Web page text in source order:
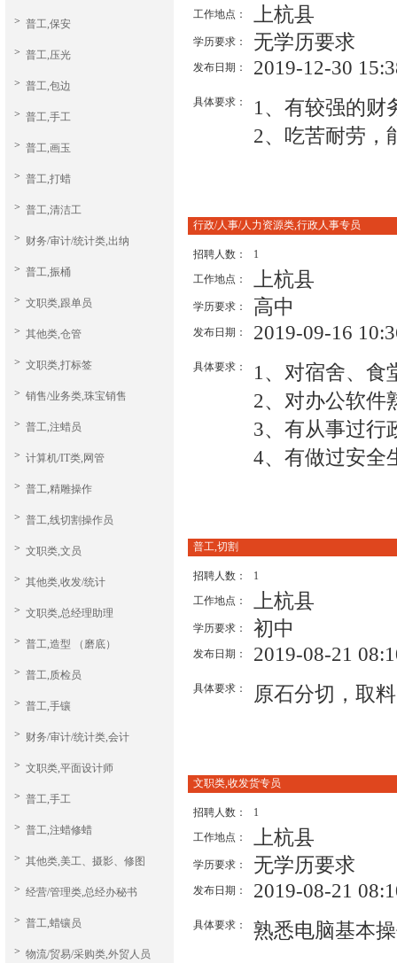
> 普工,保安
> 普工,压光
> 普工,包边
> 普工,手工
> 普工,画玉
> 普工,打蜡
> 普工,清洁工
> 财务/审计/统计类,出纳
> 普工,振桶
> 文职类,跟单员
> 其他类,仓管
> 文职类,打标签
> 销售/业务类,珠宝销售
> 普工,注蜡员
> 计算机/IT类,网管
> 普工,精雕操作
> 普工,线切割操作员
> 文职类,文员
> 其他类,收发/统计
> 文职类,总经理助理
> 普工,造型 （磨底）
> 普工,质检员
> 普工,手镶
> 财务/审计/统计类,会计
> 文职类,平面设计师
> 普工,手工
> 普工,注蜡修蜡
> 其他类,美工、摄影、修图
> 经营/管理类,总经办秘书
> 普工,蜡镶员
> 物流/贸易/采购类,外贸人员
工作地点：
上杭县
学历要求： 无学历要求
发布日期： 2019-12-30
具体要求：
1、有较强的财
2、吃苦耐劳，
行政/人事/人力资源类,行政人事专员
招聘人数：
1
工作地点：
上杭县
学历要求： 高中
发布日期： 2019-09-16
具体要求：
1、对宿舍、食
2、对办公软件
3、有从事过行
4、有做过安全
普工,切割
招聘人数：
1
工作地点：
上杭县
学历要求： 初中
发布日期： 2019-08-21
具体要求： 原石分切，取料
文职类,收发货专员
招聘人数：
1
工作地点：
上杭县
学历要求： 无学历要求
发布日期： 2019-08-21
具体要求： 熟悉电脑基本